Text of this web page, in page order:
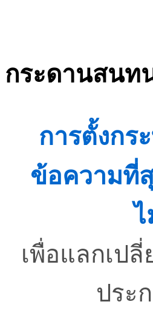
กระดานสนท
การตั้งกร
ข้อความที่
เพื่อแลกเป
ประ